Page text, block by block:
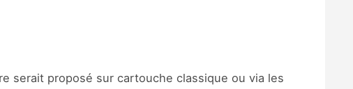
serait proposé sur cartouche classique ou via les